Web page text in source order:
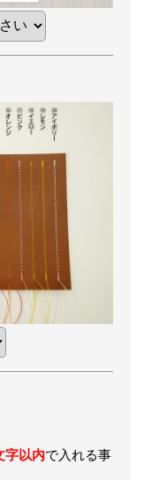
字以内で入れる事